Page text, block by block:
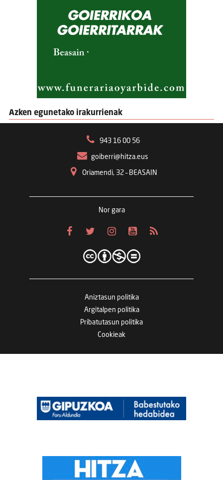
Azken egunetako irakurrienak
943 16 00 56
goiberri@hitza.eus
Oriamendi, 32 – BEASAIN
Nor gara
Aniztasun politika
Argitalpen politika
Pribatutasun politika
Cookieak